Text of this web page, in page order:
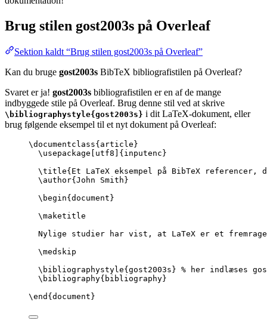
Brug stilen gost2003s på Overleaf
Sektion kaldt “Brug stilen gost2003s på Overleaf”
Kan du bruge gost2003s BibTeX bibliografistilen på Overleaf?
Svaret er ja! gost2003s bibliografistilen er en af de mange
indbyggede stile på Overleaf. Brug denne stil ved at skrive
\bibliographystyle{gost2003s} i dit LaTeX-dokument, eller
brug følgende eksempel til et nyt dokument på Overleaf:
\documentclass{ article }
\usepackage
utf8 ]{ inputenc }
\title{Et LaTeX eksempel på BibTeX
\author{John Smith}
\begin{ document }
\maketitle
Nylige studier har vist, at LaTeX er et
\medskip
\bibliographystyle{gost2003s} % her indlæses
\bibliography{bibliography}
\end { document }